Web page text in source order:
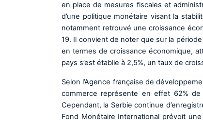
en place de mesures fiscales et
d’une politique monétaire visant la
notamment retrouvé une croissance
19. Il convient de noter que sur la
en termes de croissance économique,
pays s’est établie à 2,5%, un taux de
Selon l’Agence française de
commerce représente en effet 62%
Cependant, la Serbie continue
Fond Monétaire International prévoit